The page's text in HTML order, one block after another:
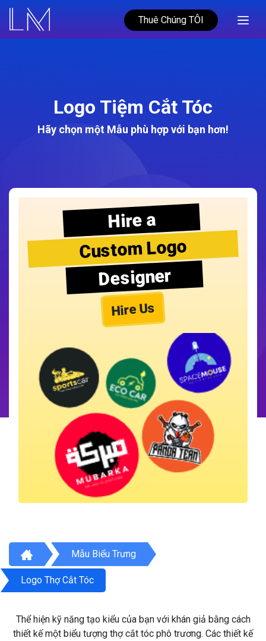
Thuê Chúng TÔI
Logo Tiệm Cắt Tóc
Hãy chọn một Mẫu phù hợp với bạn hơn!
Hire a
Custom Logo
Designer
Hire Us
Mẫu Biểu Trưng
Logo Thợ Cắt Tóc
Thể hiện kỹ năng tạo kiểu của bạn với khán giả bằng cách
thiết kế một biểu tượng thợ cắt tóc phô trương. Các thiết kế